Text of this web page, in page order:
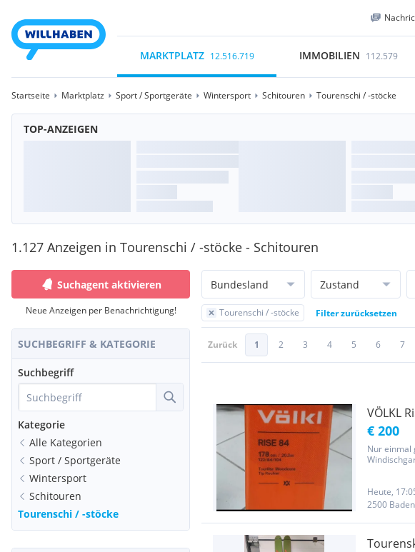
MARKTPLATZ 12.516.719 IMMOBILIEN 112.579
Startseite Marktplatz Sport / Sportgeräte Wintersport Schitouren Tourenschi / -stöcke
TOP-ANZEIGEN
1.127 Anzeigen in Tourenschi / -stöcke - Schitouren
Suchagent aktivieren
Neue Anzeigen per Benachrichtigung!
SUCHBEGRIFF & KATEGORIE
Suchbegriff
Kategorie
Alle Kategorien
Sport / Sportgeräte
Wintersport
Schitouren
Tourenschi / -stöcke
Bundesland Zustand
Tourenschi / -stöcke Filter zurücksetzen
Zurück 1 2 3 4 5 6 7
VÖLKL
€ 200
Nur einmal
Heute,
2500 Baden